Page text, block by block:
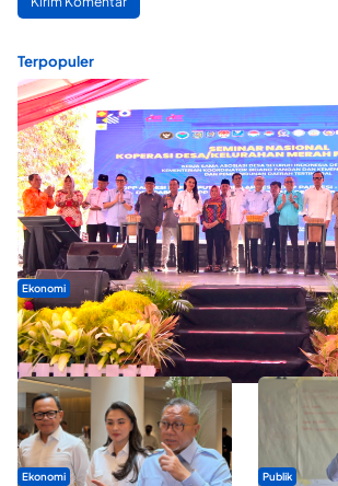
Terpopuler
Ekonomi
Seminar di Ternate, Mendes Perkuat Sinergi
Kopdes Merah Putih
Ekonomi Publik